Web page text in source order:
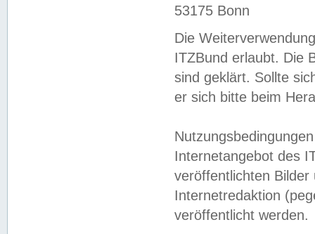
53175 Bonn
Die
ITZBund erlaubt. Die
sind geklärt. Sollte
er sich bitte beim
Internetangebot des
veröffentlichten
Internetredaktion
veröffentlicht werden.